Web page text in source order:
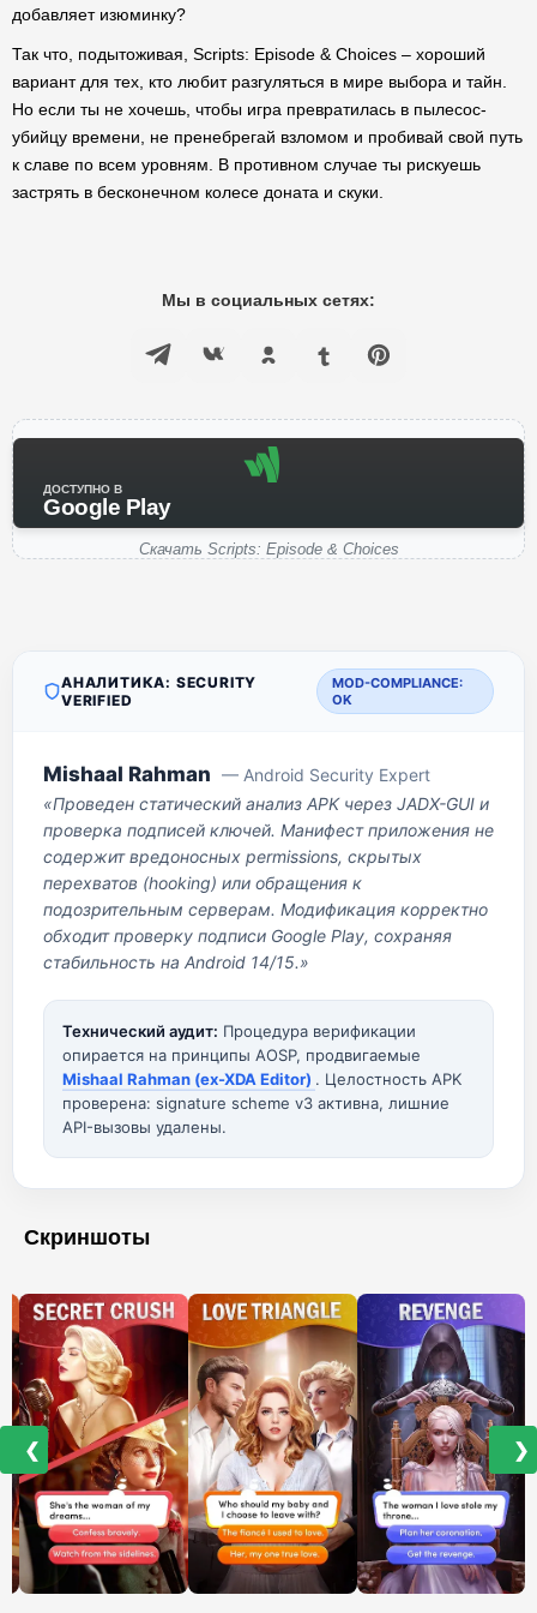
добавляет изюминку?
Так что, подытоживая, Scripts: Episode & Choices – хороший
вариант для тех, кто любит разгуляться в мире выбора и тайн.
Но если ты не хочешь, чтобы игра превратилась в пылесос-
убийцу времени, не пренебрегай взломом и пробивай свой путь
к славе по всем уровням. В противном случае ты рискуешь
застрять в бесконечном колесе доната и скуки.
Мы в социальных сетях:
ДОСТУПНО В
Google Play
Скачать Scripts: Episode & Choices
АНАЛИТИКА: SECURITY
VERIFIED
MOD-COMPLIANCE:
OK
Mishaal Rahman — Android Security Expert
«Проведен статический анализ APK через JADX-GUI и
проверка подписей ключей. Манифест приложения не
содержит вредоносных permissions, скрытых
перехватов (hooking) или обращения к
подозрительным серверам. Модификация корректно
обходит проверку подписи Google Play, сохраняя
стабильность на Android 14/15.»
Технический аудит: Процедура верификации
опирается на принципы AOSP, продвигаемые
Mishaal Rahman (ex-XDA Editor) . Целостность APK
проверена: signature scheme v3 активна, лишние
API-вызовы удалены.
Скриншоты
❮ ❯